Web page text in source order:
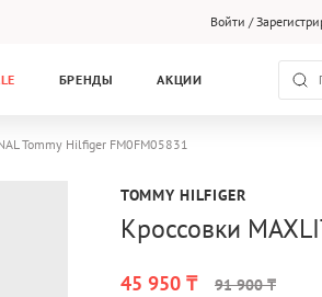
Войти /
БРЕНДЫ АКЦИИ
Tommy Hilfiger FM0FM05831
TOMMY HILFIGER
Кроссовки
45 950 ₸ 91 900 ₸